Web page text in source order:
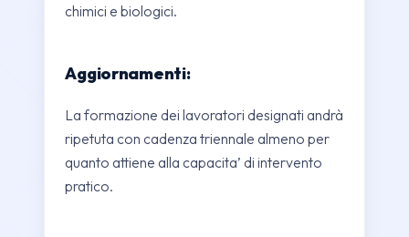
chimici e biologici.
Aggiornamenti:
La formazione dei lavoratori designati andrà
ripetuta con cadenza triennale almeno per
quanto attiene alla capacita’ di intervento
pratico.